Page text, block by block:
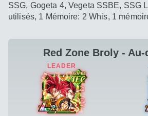
SSG, Gogeta 4, Vegeta SSBE, SSG
utilisés, 1 Mémoire: 2 Whis, 1
Red Zone Broly - Au-